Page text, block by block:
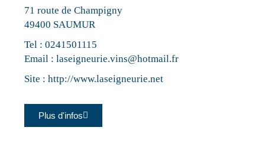
71 route de Champigny
49400 SAUMUR
Tel :0241501115
Email :laseigneurie.vins@hotmail.fr
Site :http://www.laseigneurie.net
Plus d'infos